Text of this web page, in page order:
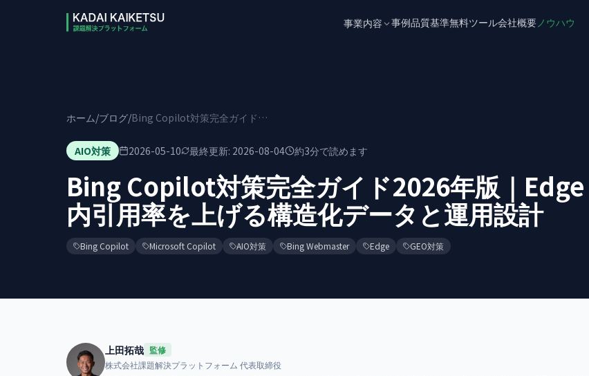
事業内容 事例品質基準無料ツール会社概要ノウハウ
ホーム/ブログ/ Bing Copilot対策完全ガイド2026年版｜Edge内引用率を上げる構造化データと運用設計
AIO対策 2026-05-10 最終更新: 2026-08-04 約3分で読めます
Bing Copilot対策完全ガイド2026年版｜Edge
内引用率を上げる構造化データと運用設計
Bing Copilot Microsoft Copilot AIO対策 Bing Webmaster Edge GEO対策
上田拓哉 監修
株式会社課題解決プラットフォーム 代表取締役